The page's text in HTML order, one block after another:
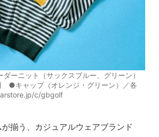
ーニット（サックスブルー、グリーン）
●キャップ（オレンジ・グリーン）／各
c/gbgolf
揃う、カジュアルウェアブランド